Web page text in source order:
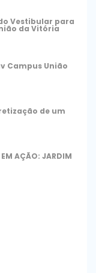
Vestibular para
da Vitória
Campus União
de um
AÇÃO: JARDIM